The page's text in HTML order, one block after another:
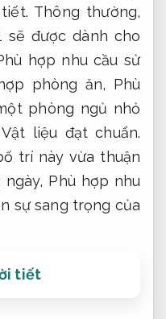
Thông thường,
sẽ được dành cho
hợp nhu cầu sử
phòng ăn, Phù
phòng ngủ nhỏ
Vật liệu đạt chuẩn.
trí này vừa thuận
Phù hợp nhu
sự sang trọng của
tiết